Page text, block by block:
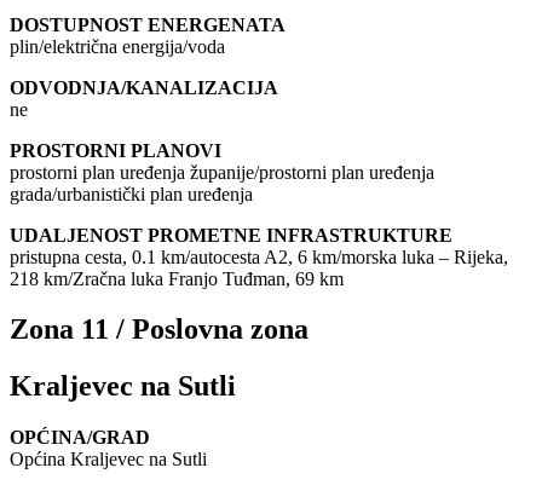
DOSTUPNOST ENERGENATA
plin/električna energija/voda
ODVODNJA/KANALIZACIJA
ne
PROSTORNI PLANOVI
prostorni plan uređenja županije/prostorni plan uređenja
grada/urbanistički plan uređenja
UDALJENOST PROMETNE INFRASTRUKTURE
pristupna cesta, 0.1 km/autocesta A2, 6 km/morska luka – Rijeka,
218 km/Zračna luka Franjo Tuđman, 69 km
Zona 11 / Poslovna zona
Kraljevec na Sutli
OPĆINA/GRAD
Općina Kraljevec na Sutli